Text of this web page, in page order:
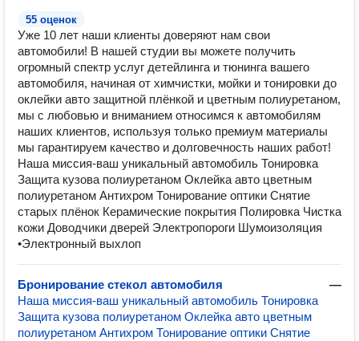
55 оценок
Уже 10 лет наши клиенты доверяют нам свои
автомобили! В нашей студии вы можете получить
огромный спектр услуг детейлинга и тюнинга вашего
автомобиля, начиная от химчистки, мойки и тонировки до
оклейки авто защитной плёнкой и цветным полиуретаном,
мы с любовью и вниманием относимся к автомобилям
наших клиентов, используя только премиум материалы
мы гарантируем качество и долговечность наших работ!
Наша миссия-ваш уникальный автомобиль Тонировка
Защита кузова полиуретаном Оклейка авто цветным
полиуретаном Антихром Тонирование оптики Снятие
старых плёнок Керамические покрытия Полировка Чистка
кожи Доводчики дверей Электропороги Шумоизоляция
•Электронный выхлоп
Бронирование стекол автомобиля
—
Наша миссия-ваш уникальный автомобиль Тонировка
Защита кузова полиуретаном Оклейка авто цветным
полиуретаном Антихром Тонирование оптики Снятие